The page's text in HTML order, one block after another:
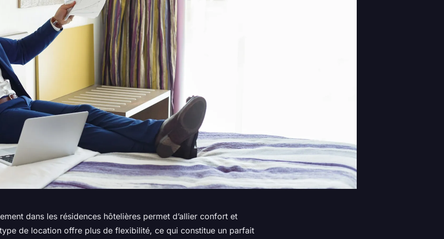
dans les résidences hôtelières permet d’allier confort et
de location offre plus de flexibilité, ce qui constitue un parfait